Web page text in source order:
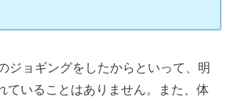
ジョギングをしたからといって、明
ていることはありません。また、体